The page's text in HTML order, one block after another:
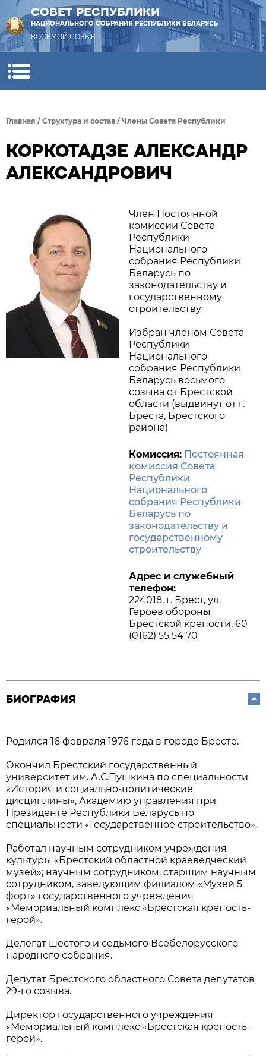
СОВЕТ РЕСПУБЛИКИ
НАЦИОНАЛЬНОГО СОБРАНИЯ РЕСПУБЛИКИ БЕЛАРУСЬ
ВОСЬМОЙ СОЗЫВ
Главная / Структура и состав / Члены Совета Республики
КОРКОТАДЗЕ АЛЕКСАНДР
АЛЕКСАНДРОВИЧ
Член Постоянной
комиссии Совета
Республики
Национального
собрания Республики
Беларусь по
законодательству и
государственному
строительству
Избран членом Совета
Республики
Национального
собрания Республики
Беларусь восьмого
созыва от Брестской
области (выдвинут от г.
Бреста, Брестского
района)
Комиссия: Постоянная
комиссия Совета
Республики
Национального
собрания Республики
Беларусь по
законодательству и
государственному
строительству
Адрес и служебный
телефон:
224018, г. Брест, ул.
Героев обороны
Брестской крепости, 60
(0162) 55 54 70
БИОГРАФИЯ
Родился 16 февраля 1976 года в городе Бресте.
Окончил Брестский государственный
университет им. А.С.Пушкина по специальности
«История и социально-политические
дисциплины», Академию управления при
Президенте Республики Беларусь по
специальности «Государственное строительство».
Работал научным сотрудником учреждения
культуры «Брестский областной краеведческий
музей»; научным сотрудником, старшим научным
сотрудником, заведующим филиалом «Музей 5
форт» государственного учреждения
«Мемориальный комплекс «Брестская крепость-
герой».
Делегат шестого и седьмого Всебелорусского
народного собрания.
Депутат Брестского областного Совета депутатов
29-го созыва.
Директор государственного учреждения
«Мемориальный комплекс «Брестская крепость-
герой».